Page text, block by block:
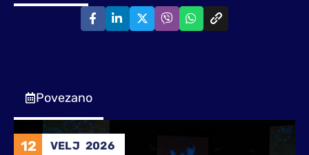
Povezano
12 VELJ 2026